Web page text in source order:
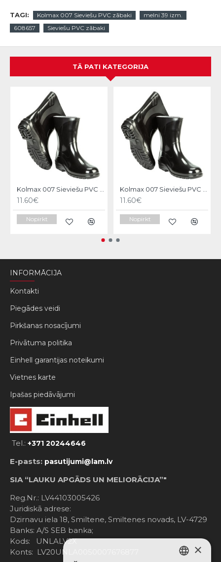
TAGI: Kolmax 007 Sieviešu PVC zābaki
melni 39 izm.
608657
Sieviešu PVC zābaki
TĀ PATI KATEGORIJA
Kolmax 007 Sieviešu PVC zābaki,melni 37 izm.
11.60€
Nopirkt
Kolmax 007 Sieviešu PVC zābaki,melni 38 izm.
11.60€
Nopirkt
INFORMĀCIJA
Kontakti
Piegādes veidi
Pirkšanas nosacījumi
Privātuma politika
Einhell garantijas noteikumi
Vietnes karte
Ipašas piedāvājumi
Tel.: +371 20244646
E-pasts: pasutijumi@lam.lv
SIA “LAUKU APGĀDS UN MELIORĀCIJA”"
Reg.Nr.: LV44103005426
Juridiskā adrese:
Dzirnavu iela 18, Smiltene, Smiltenes novads, LV-4729
Banks: A/S SEB banka;
Kods: UNLALV2X
Konts: LV20UNLA0050007676877
×